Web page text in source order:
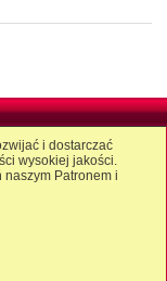
i dostarczać
wysokiej jakości.
Patronem i